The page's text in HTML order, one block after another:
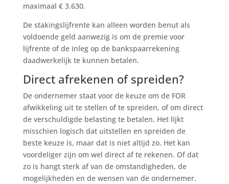
maximaal € 3.630.
De stakingslijfrente kan alleen worden benut als
voldoende geld aanwezig is om de premie voor
lijfrente of de inleg op de bankspaarrekening
daadwerkelijk te kunnen betalen.
Direct afrekenen of spreiden?
De ondernemer staat voor de keuze om de FOR
afwikkeling uit te stellen of te spreiden, of om direct
de verschuldigde belasting te betalen. Het lijkt
misschien logisch dat uitstellen en spreiden de
beste keuze is, maar dat is niet altijd zo. Het kan
voordeliger zijn om wel direct af te rekenen. Of dat
zo is hangt sterk af van de omstandigheden, de
mogelijkheden en de wensen van de ondernemer.